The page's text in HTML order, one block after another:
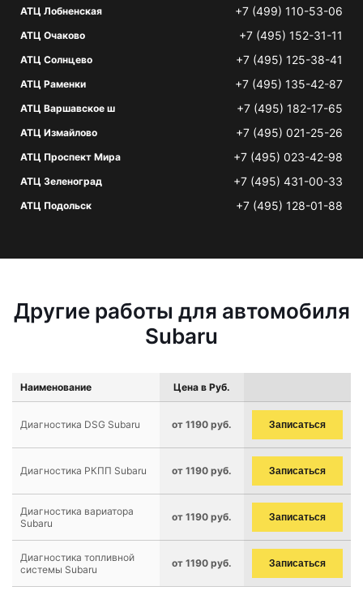
АТЦ Лобненская +7 (499) 110-53-06
АТЦ Очаково +7 (495) 152-31-11
АТЦ Солнцево +7 (495) 125-38-41
АТЦ Раменки +7 (495) 135-42-87
АТЦ Варшавское ш +7 (495) 182-17-65
АТЦ Измайлово +7 (495) 021-25-26
АТЦ Проспект Мира +7 (495) 023-42-98
АТЦ Зеленоград +7 (495) 431-00-33
АТЦ Подольск +7 (495) 128-01-88
Другие работы для автомобиля
Subaru
Наименование Цена в Руб.
Диагностика DSG Subaru от 1190 руб. Записаться
Диагностика РКПП Subaru от 1190 руб. Записаться
Диагностика вариатора
Subaru
от 1190 руб. Записаться
Диагностика топливной
системы Subaru
от 1190 руб. Записаться